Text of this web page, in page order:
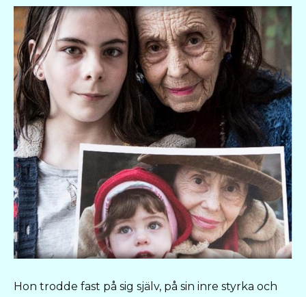
Hon trodde fast på sig själv, på sin inre styrka och